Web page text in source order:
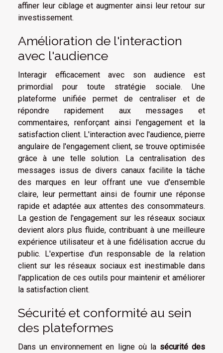
affiner leur ciblage et augmenter ainsi leur retour sur
investissement.
Amélioration de l'interaction
avec l'audience
Interagir efficacement avec son audience est
primordial pour toute stratégie sociale. Une
plateforme unifiée permet de centraliser et de
répondre rapidement aux messages et
commentaires, renforçant ainsi l'engagement et la
satisfaction client. L'interaction avec l'audience, pierre
angulaire de l'engagement client, se trouve optimisée
grâce à une telle solution. La centralisation des
messages issus de divers canaux facilite la tâche
des marques en leur offrant une vue d'ensemble
claire, leur permettant ainsi de fournir une réponse
rapide et adaptée aux attentes des consommateurs.
La gestion de l'engagement sur les réseaux sociaux
devient alors plus fluide, contribuant à une meilleure
expérience utilisateur et à une fidélisation accrue du
public. L'expertise d'un responsable de la relation
client sur les réseaux sociaux est inestimable dans
l'application de ces outils pour maintenir et améliorer
la satisfaction client.
Sécurité et conformité au sein
des plateformes
Dans un environnement en ligne où la sécurité des